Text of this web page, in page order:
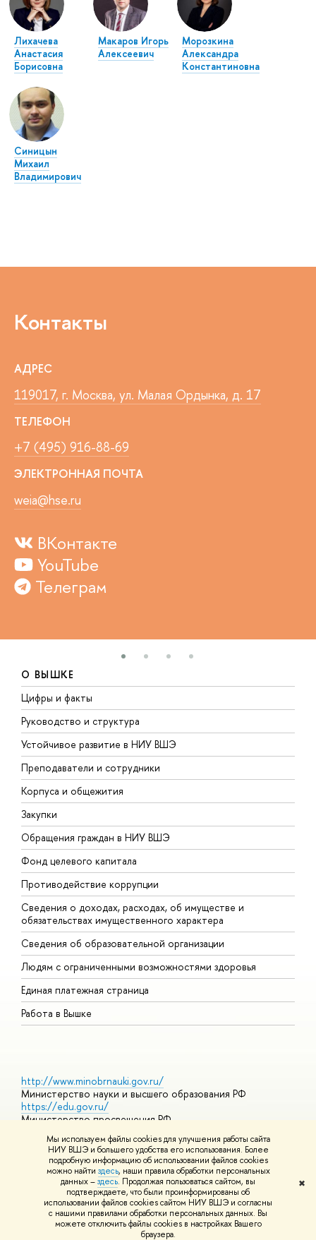
Мы используем файлы cookies для улучшения работы сайта
НИУ ВШЭ и большего удобства его использования. Более
подробную информацию об использовании файлов cookies
можно найти здесь, наши правила обработки персональных
данных –здесь. Продолжая пользоваться сайтом, вы
подтверждаете, что были проинформированы об
использовании файлов cookies сайтом НИУ ВШЭ и согласны
с нашими правилами обработки персональных данных. Вы
можете отключить файлы cookies в настройках Вашего
браузера.
✖
Лихачева
Анастасия
Борисовна
Макаров Игорь
Алексеевич
Морозкина
Александра
Константиновна
Синицын
Михаил
Владимирович
Контакты
АДРЕС
119017, г. Москва, ул. Малая Ордынка, д. 17
ТЕЛЕФОН
+7 (495) 916-88-69
ЭЛЕКТРОННАЯ ПОЧТА
weia@hse.ru
ВКонтакте
YouTube
Телеграм
О ВЫШКЕ
Цифры и факты
Руководство и структура
Устойчивое развитие в НИУ ВШЭ
Преподаватели и сотрудники
Корпуса и общежития
Закупки
Обращения граждан в НИУ ВШЭ
Фонд целевого капитала
Противодействие коррупции
Сведения о доходах, расходах, об имуществе и
обязательствах имущественного характера
Сведения об образовательной организации
Людям с ограниченными возможностями здоровья
Единая платежная страница
Работа в Вышке
http://www.minobrnauki.gov.ru/
Министерство науки и высшего образования РФ
https://edu.gov.ru/
Министерство просвещения РФ
https://elearning.hse.ru/mooc
Массовые открытые онлайн-курсы
© НИУ ВШЭ 1993–2026 Адреса и контактыУсловия
использования материалов Политика конфиденциальности
Шрифты HSE Sans и HSE Slab разработаны вШколе дизайна НИУ